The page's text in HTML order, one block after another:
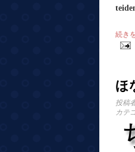
続き
ほ
投稿
カテ